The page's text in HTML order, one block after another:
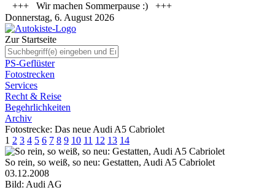
+++ Wir machen Sommerpause :) +++
Donnerstag, 6. August 2026
Zur Startseite
PS-Geflüster
Fotostrecken
Services
Recht & Reise
Begehrlichkeiten
Archiv
Fotostrecke: Das neue Audi A5 Cabriolet
1 2 3 4 5 6 7 8 9 10 11 12 13 14
So rein, so weiß, so neu: Gestatten, Audi A5 Cabriolet
03.12.2008
Bild: Audi AG